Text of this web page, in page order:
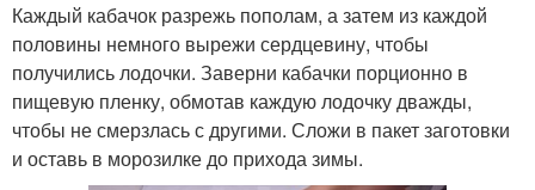
Каждый кабачок разрежь пополам, а затем из каждой
половины немного вырежи сердцевину, чтобы
получились лодочки. Заверни кабачки порционно в
пищевую пленку, обмотав каждую лодочку дважды,
чтобы не смерзлась с другими. Сложи в пакет заготовки
и оставь в морозилке до прихода зимы.